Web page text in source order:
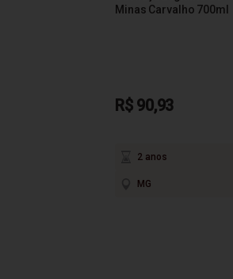
Minas Carvalho 700ml
R$ 90,93
2 anos
MG